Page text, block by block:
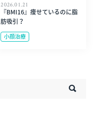
2026.01.21
『BMI16』痩せているのに脂
肪吸引？
小顔治療